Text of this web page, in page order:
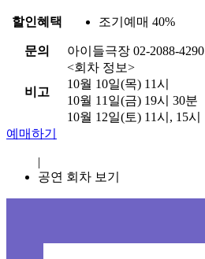
할인혜택 조기예매 40%
문의 아이들극장 02-2088-4290
비고
<회차 정보>
10월 10일(목) 11시
10월 11일(금) 19시 30분
10월 12일(토) 11시, 15시
예매하기
|
공연 회차 보기